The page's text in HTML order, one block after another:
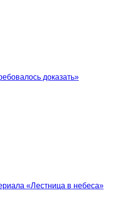
доказать»
«Лестница в небеса»